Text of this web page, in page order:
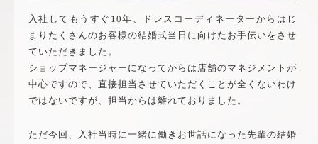
入社してもうすぐ10年、ドレスコーディネーターからはじ
まりたくさんのお客様の結婚式当日に向けたお手伝いをさせ
ていただきました。
ショップマネージャーになってからは店舗のマネジメントが
中心ですので、直接担当させていただくことが全くないわけ
ではないですが、担当からは離れておりました。
ただ今回、入社当時に一緒に働きお世話になった先輩の結婚